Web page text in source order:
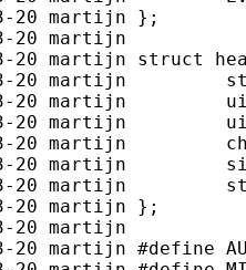
20 martijn
20 martijn
20 martijn
20 martijn
20 martijn
20 martijn
20 martijn
20 martijn
20 martijn
20 martijn
20 martijn
20 martijn